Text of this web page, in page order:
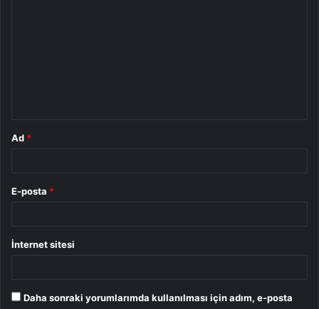
Ad *
E-posta *
İnternet sitesi
Daha sonraki yorumlarımda kullanılması için adım, e-posta